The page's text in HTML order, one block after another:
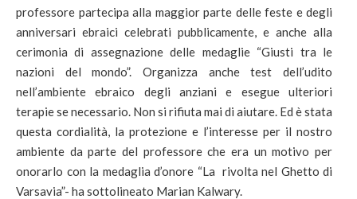
professore partecipa alla maggior parte delle feste e degli
anniversari ebraici celebrati pubblicamente, e anche alla
cerimonia di assegnazione delle medaglie “Giusti tra le
nazioni del mondo”. Organizza anche test dell’udito
nell’ambiente ebraico degli anziani e esegue ulteriori
terapie se necessario. Non si rifiuta mai di aiutare. Ed è stata
questa cordialità, la protezione e l’interesse per il nostro
ambiente da parte del professore che era un motivo per
onorarlo con la medaglia d’onore “La rivolta nel Ghetto di
Varsavia”- ha sottolineato Marian Kalwary.